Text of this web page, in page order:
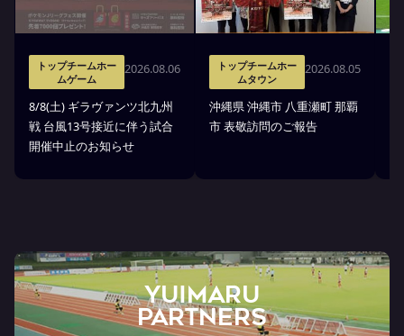
トップチームホー
ムゲーム
2026.08.06
8/8(土) ギラヴァンツ北九州
戦 台風13号接近に伴う試合
開催中止のお知らせ
トップチームホー
ムタウン
2026.08.05
沖縄県 沖縄市 八重瀬町 那覇
市 表敬訪問のご報告
YUIMARU
Partners